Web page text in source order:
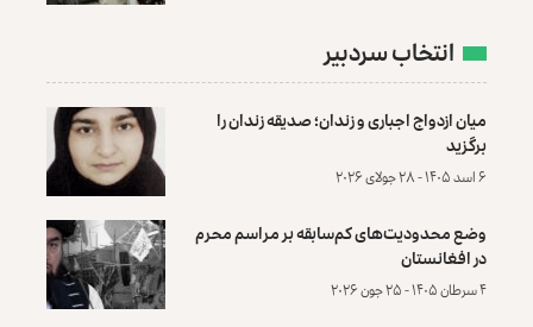
انتخاب سردبیر
میان ازدواج اجباری و زندان؛ صدیقه زندان را
برگزید
۶ اسد ۱۴۰۵ - ۲۸ جولای ۲۰۲۶
وضع محدودیت‌های کم‌سابقه بر مراسم محرم
در افغانستان
۴ سرطان ۱۴۰۵ - ۲۵ جون ۲۰۲۶